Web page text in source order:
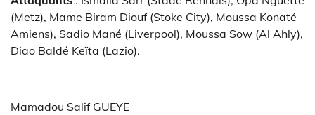
(Metz), Mame Biram Diouf (Stoke City), Moussa Konaté
Amiens), Sadio Mané (Liverpool), Moussa Sow (Al Ahly),
Diao Baldé Keïta (Lazio).
Mamadou Salif GUEYE